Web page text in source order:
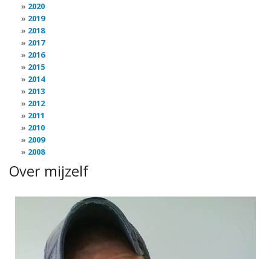
2020
2019
2018
2017
2016
2015
2014
2013
2012
2011
2010
2009
2008
Over mijzelf